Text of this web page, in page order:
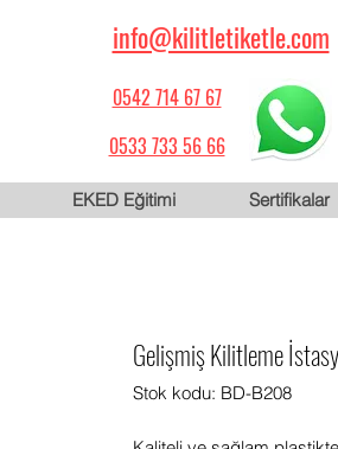
info@kilitletiketle.com
0542 714 67 67
0533 733 56 66
EKED Eğitimi Sertifikalar
Gelişmiş Kilitleme
Stok kodu: BD-B208